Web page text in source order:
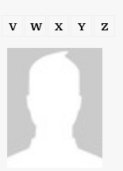
V W X Y Z